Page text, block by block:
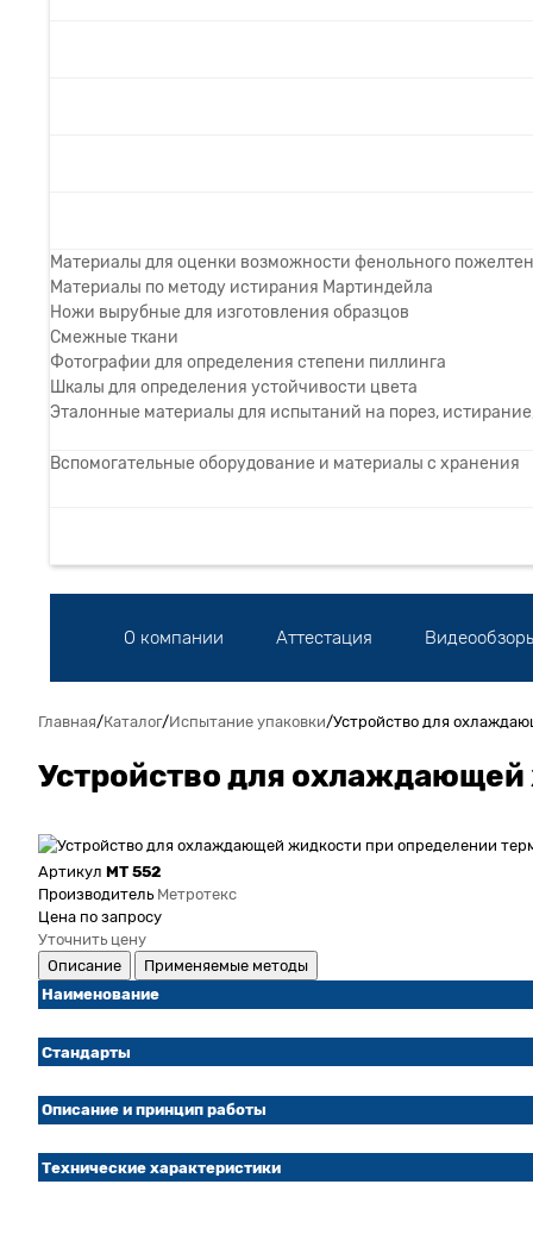
Материалы для оценки возможности фенольного
Материалы по методу истирания Мартиндейла
Ножи вырубные для изготовления образцов
Смежные ткани
Фотографии для определения степени пиллинга
Шкалы для определения устойчивости цвета
Эталонные материалы для испытаний на порез,
Вспомогательные оборудование и материалы с хранения
О компании Аттестация
Главная/Каталог/Испытание упаковки/Устройство для
Устройство для
Артикул МТ 552
Производитель Метротекс
Цена по запросу
Уточнить цену
Описание
Применяемые методы
Наименование
Стандарты
Описание и принцип работы
Технические характеристики